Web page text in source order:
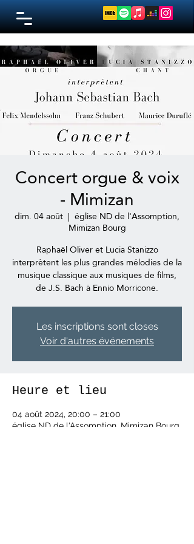
Concert orgue & voix
- Mimizan
dim. 04 août
  |
église ND de l'Assomption,
Mimizan Bourg
Raphaël Oliver et Lucia Stanizzo
interprètent les plus grandes mélodies de la
musique classique aux musiques de films,
de J.S. Bach à Ennio Morricone.
Les inscriptions sont closes
Voir d'autres événements
Heure et lieu
04 août 2024, 20:00 – 21:00
église ND de l'Assomption, Mimizan Bourg,